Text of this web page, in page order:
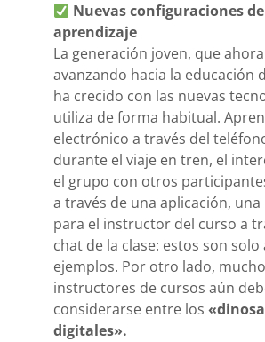
Nuevas configuraciones de
aprendizaje
La generación joven, que
avanzando hacia la educación
ha crecido con las nuevas
utiliza de forma habitual.
electrónico a través del
durante el viaje en tren, el
el grupo con otros
a través de una aplicación,
para el instructor del curso a
chat de la clase: estos son solo
ejemplos. Por otro lado,
instructores de cursos aún
considerarse entre los
digitales».